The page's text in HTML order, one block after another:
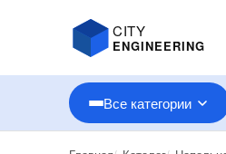
CITY
ENGINEERING
Все категории